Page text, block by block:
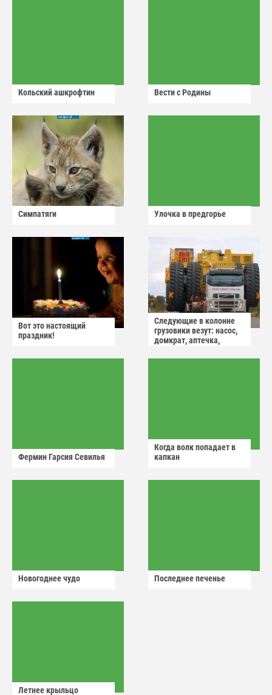
Кольский ашкрофтин Вести с Родины
Симпатяги Улочка в предгорье
Вот это настоящий
праздник!
Следующие в колонне
грузовики везут: насос,
домкрат, аптечка,
Фермин Гарсия Севилья
Когда волк попадает в
капкан
Новогоднее чудо Последнее печенье
Летнее крыльцо